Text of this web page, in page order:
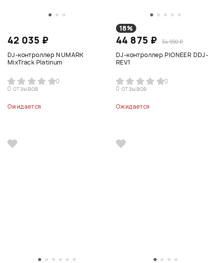
42 035 ₽
DJ-контроллер NUMARK
MixTrack Platinum
0
0 отзывов
Ожидается
18%
44 875 ₽ 54 990 ₽
DJ-контроллер PIONEER DDJ-
REV1
0
0 отзывов
Ожидается